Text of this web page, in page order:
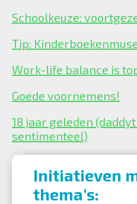
Schoolkeuze:
Tip:
Work-life balance is
Goede voornemens!
18 jaar geleden
sentimenteel)
Initiatieven
thema's: